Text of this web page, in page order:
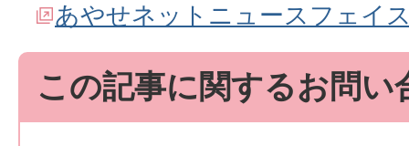
あやせネットニュースフェイ
この記事に関するお問い